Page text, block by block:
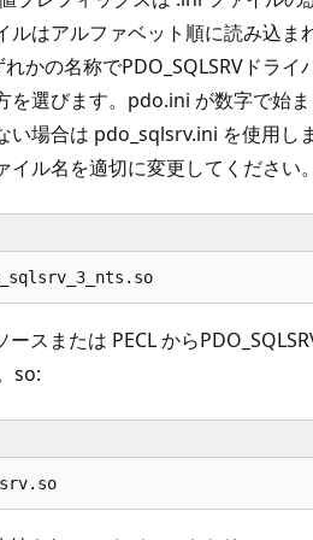
ルはアルファベット順に読み込
かの名称でPDO_SQLSRVドラ
を選びます。pdo.ini が数字で始
い場合は pdo_sqlsrv.ini を使用し
イル名を適切に変更してください
ースまたは PECL から
so: